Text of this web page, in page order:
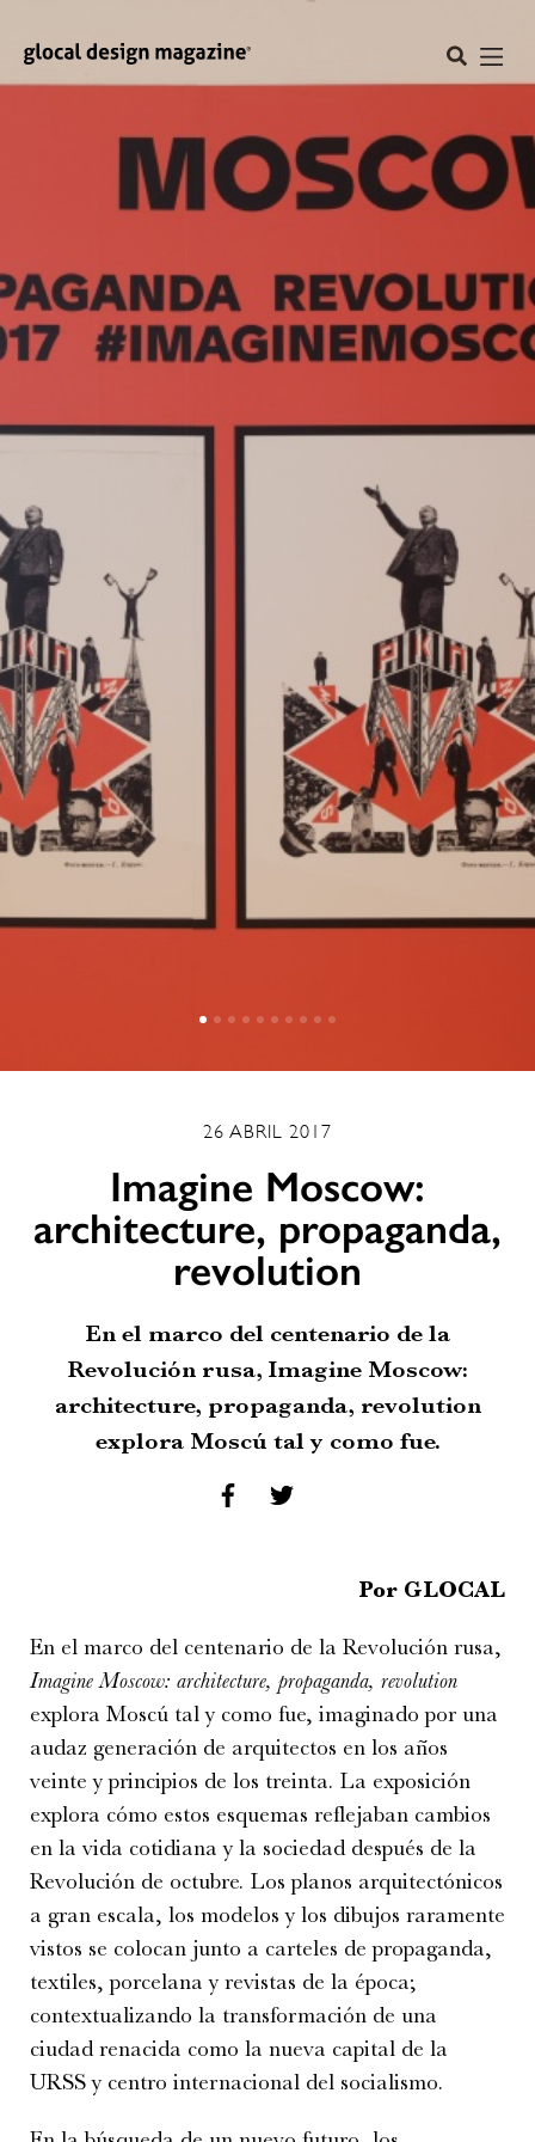
26 ABRIL 2017
Imagine Moscow:
architecture, propaganda,
revolution
En el marco del centenario de la
Revolución rusa, Imagine Moscow:
architecture, propaganda, revolution
explora Moscú tal y como fue.
Por GLOCAL
En el marco del centenario de la Revolución rusa,
Imagine Moscow: architecture, propaganda, revolution
explora Moscú tal y como fue, imaginado por una
audaz generación de arquitectos en los años
veinte y principios de los treinta. La exposición
explora cómo estos esquemas reflejaban cambios
en la vida cotidiana y la sociedad después de la
Revolución de octubre. Los planos arquitectónicos
a gran escala, los modelos y los dibujos raramente
vistos se colocan junto a carteles de propaganda,
textiles, porcelana y revistas de la época;
contextualizando la transformación de una
ciudad renacida como la nueva capital de la
URSS y centro internacional del socialismo.